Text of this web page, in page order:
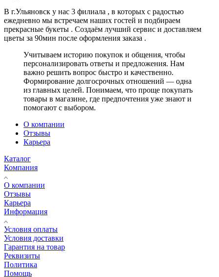
В г.Ульяновск у нас 3 филиала , в которых с радостью
ежедневно мы встречаем наших гостей и подбираем
прекрасные букеты . Создаём лучший сервис и доставляем
цветы за 90мин после оформления заказа .
Учитываем историю покупок и общения, чтобы
персонализировать ответы и предложения. Нам
важно решить вопрос быстро и качественно.
Формирование долгосрочных отношений — одна
из главных целей. Понимаем, что проще покупать
товары в магазине, где предпочтения уже знают и
помогают с выбором.
О компании
Отзывы
Карьера
Каталог
Компания
О компании
Отзывы
Карьера
Информация
Условия оплаты
Условия доставки
Гарантия на товар
Реквизиты
Политика
Помощь